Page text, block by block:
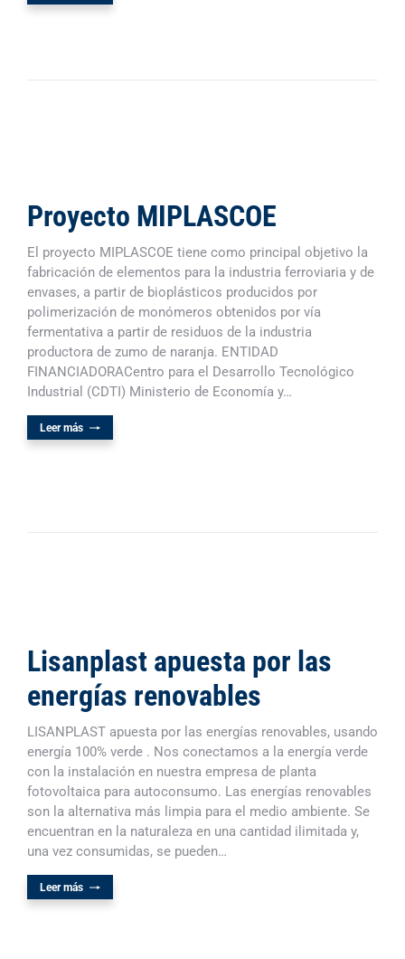
Proyecto MIPLASCOE
El proyecto MIPLASCOE tiene como principal objetivo la
fabricación de elementos para la industria ferroviaria y de
envases, a partir de bioplásticos producidos por
polimerización de monómeros obtenidos por vía
fermentativa a partir de residuos de la industria
productora de zumo de naranja. ENTIDAD
FINANCIADORACentro para el Desarrollo Tecnológico
Industrial (CDTI) Ministerio de Economía y…
Leer más
Lisanplast apuesta por las
energías renovables
LISANPLAST apuesta por las energías renovables, usando
energía 100% verde . Nos conectamos a la energía verde
con la instalación en nuestra empresa de planta
fotovoltaica para autoconsumo. Las energías renovables
son la alternativa más limpia para el medio ambiente. Se
encuentran en la naturaleza en una cantidad ilimitada y,
una vez consumidas, se pueden…
Leer más